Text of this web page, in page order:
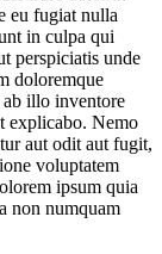
eu fugiat nulla
in culpa qui
perspiciatis unde
doloremque
ab illo inventore
explicabo. Nemo
aut odit aut fugit,
voluptatem
ipsum quia
non numquam